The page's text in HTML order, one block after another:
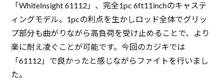
「WhiteInsight 61112」、完全1pc 6ft11inchのキャステ
ィングモデル。1pcの利点を生かしロッド全体でグリッ
プ部分も曲がりながら高負荷を受け止めることで、より
楽に耐え凌ぐことが可能です。今回のカジキでは
「61112」で良かったと感じながらファイトを行いまし
た。